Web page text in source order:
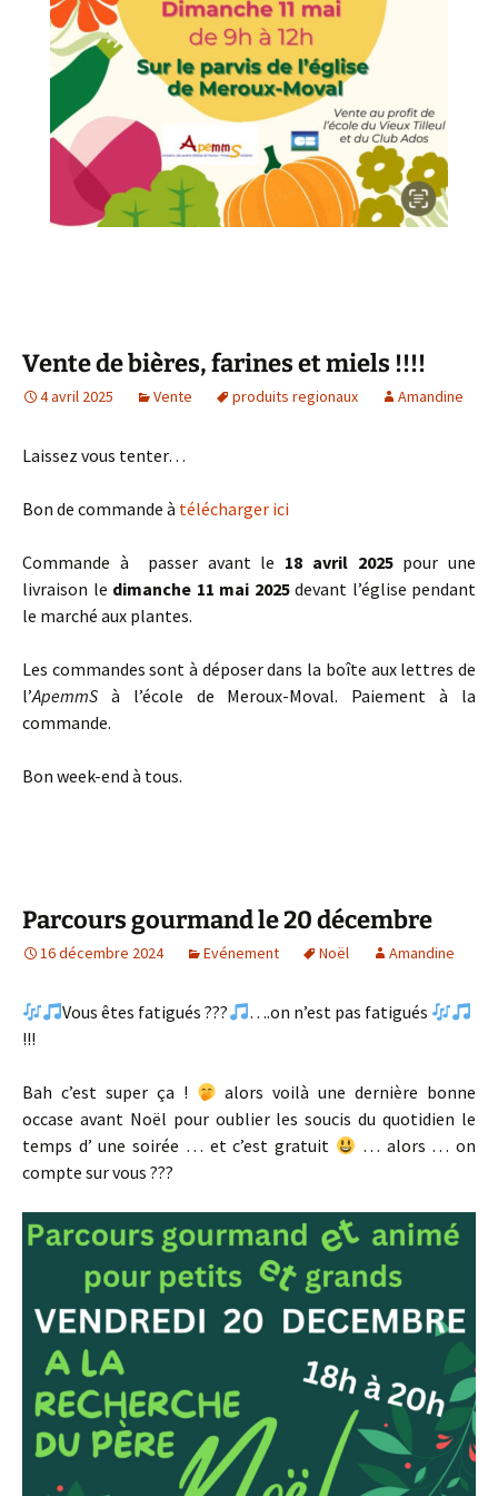
Vente de bières, farines et miels !!!!
4 avril 2025 Vente produits regionaux Amandine
Laissez vous tenter…
Bon de commande à télécharger ici
Commande à passer avant le 18 avril 2025pour une
livraison le dimanche 11 mai 2025devant l’église pendant
le marché aux plantes.
Les commandes sont à déposer dans la boîte aux lettres de
l’ApemmS à l’école de Meroux-Moval. Paiement à la
commande.
Bon week-end à tous.
Parcours gourmand le 20 décembre
16 décembre 2024 Evénement Noël Amandine
Vous êtes fatigués ???
….on n’est pas fatigués
!!!
Bah c’est super ça !
alors voilà une dernière bonne
occase avant Noël pour oublier les soucis du quotidien le
temps d’ une soirée … et c’est gratuit
… alors … on
compte sur vous ???